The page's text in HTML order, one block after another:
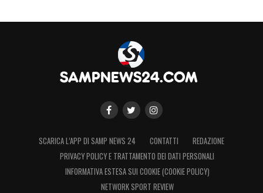
SCARICA L’APP DI SAMP NEWS 24 CONTATTI
REDAZIONE
PRIVACY POLICY E TRATTAMENTO DEI DATI PERSONALI
INFORMATIVA ESTESA SUI COOKIE (COOKIE POLICY)
NETWORK SPORT REVIEW